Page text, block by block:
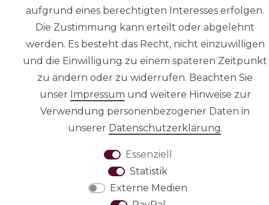
aufgrund eines berechtigten Interesses erfolgen.
Die Zustimmung kann erteilt oder abgelehnt
werden. Es besteht das Recht, nicht einzuwilligen
und die Einwilligung zu einem späteren Zeitpunkt
zu ändern oder zu widerrufen. Beachten Sie
unser Impressum und weitere Hinweise zur
Verwendung personenbezogener Daten in
unserer Daten­schutz­erklärung.
Essenziell
Statistik
Externe Medien
Daten­schutz­
erklärung
AGB